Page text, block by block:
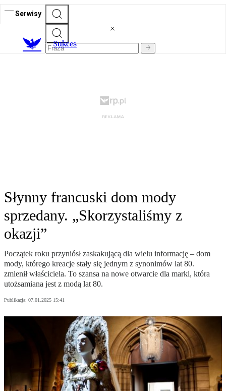
Serwisy
Sukces
Słynny francuski dom mody
sprzedany. „Skorzystaliśmy z
okazji”
Początek roku przyniósł zaskakującą dla wielu informację – dom
mody, którego kreacje stały się jednym z synonimów lat 80.
zmienił właściciela. To szansa na nowe otwarcie dla marki, która
utożsamiana jest z modą lat 80.
Publikacja: 07.01.2025 15:41